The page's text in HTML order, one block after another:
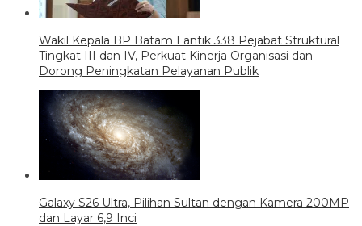
Wakil Kepala BP Batam Lantik 338 Pejabat Struktural
Tingkat III dan IV, Perkuat Kinerja Organisasi dan
Dorong Peningkatan Pelayanan Publik
Galaxy S26 Ultra, Pilihan Sultan dengan Kamera 200MP
dan Layar 6,9 Inci